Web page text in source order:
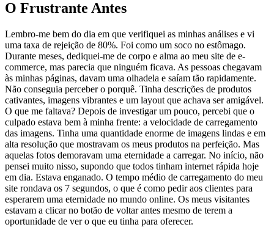
O Frustrante Antes
Lembro-me bem do dia em que verifiquei as minhas análises e vi
uma taxa de rejeição de 80%. Foi como um soco no estômago.
Durante meses, dediquei-me de corpo e alma ao meu site de e-
commerce, mas parecia que ninguém ficava. As pessoas chegavam
às minhas páginas, davam uma olhadela e saíam tão rapidamente.
Não conseguia perceber o porquê. Tinha descrições de produtos
cativantes, imagens vibrantes e um layout que achava ser amigável.
O que me faltava? Depois de investigar um pouco, percebi que o
culpado estava bem à minha frente: a velocidade de carregamento
das imagens. Tinha uma quantidade enorme de imagens lindas e em
alta resolução que mostravam os meus produtos na perfeição. Mas
aquelas fotos demoravam uma eternidade a carregar. No início, não
pensei muito nisso, supondo que todos tinham internet rápida hoje
em dia. Estava enganado. O tempo médio de carregamento do meu
site rondava os 7 segundos, o que é como pedir aos clientes para
esperarem uma eternidade no mundo online. Os meus visitantes
estavam a clicar no botão de voltar antes mesmo de terem a
oportunidade de ver o que eu tinha para oferecer.